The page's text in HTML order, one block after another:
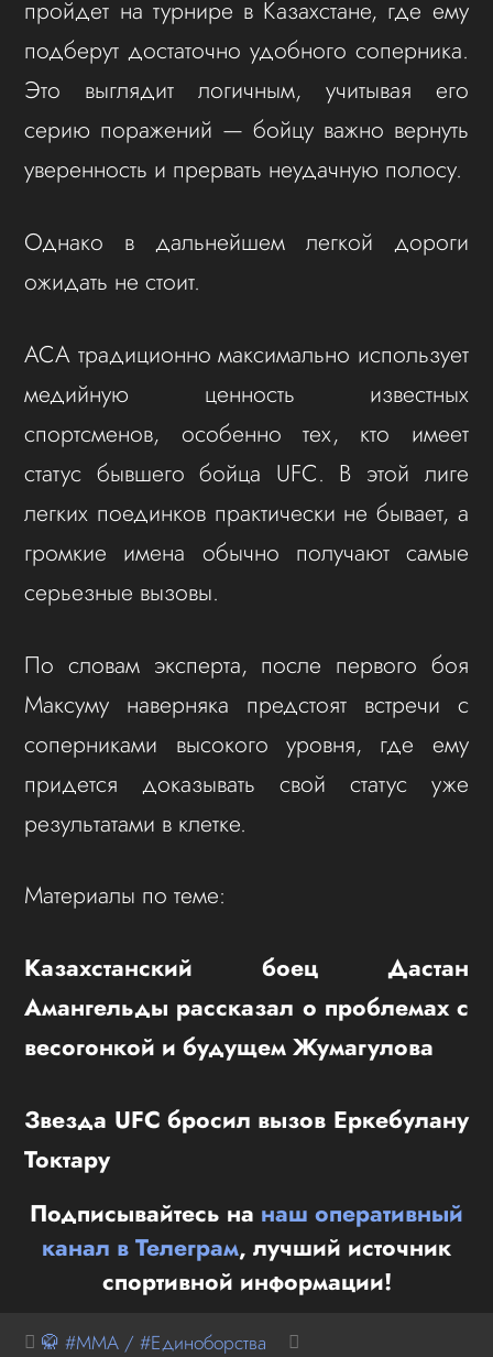
пройдет на турнире в Казахстане, где ему
подберут достаточно удобного соперника.
Это выглядит логичным, учитывая его
серию поражений — бойцу важно вернуть
уверенность и прервать неудачную полосу.
Однако в дальнейшем легкой дороги
ожидать не стоит.
ACA традиционно максимально использует
медийную ценность известных
спортсменов, особенно тех, кто имеет
статус бывшего бойца UFC. В этой лиге
легких поединков практически не бывает, а
громкие имена обычно получают самые
серьезные вызовы.
По словам эксперта, после первого боя
Максуму наверняка предстоят встречи с
соперниками высокого уровня, где ему
придется доказывать свой статус уже
результатами в клетке.
Материалы по теме:
Казахстанский боец Дастан
Амангельды рассказал о проблемах с
весогонкой и будущем Жумагулова
Звезда UFC бросил вызов Еркебулану
Токтару
Подписывайтесь на наш оперативный
канал в Телеграм, лучший источник
спортивной информации!
🥋 #MMA / #Единоборства